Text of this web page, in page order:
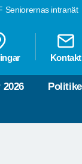
Seniorernas intranät
Kontakt